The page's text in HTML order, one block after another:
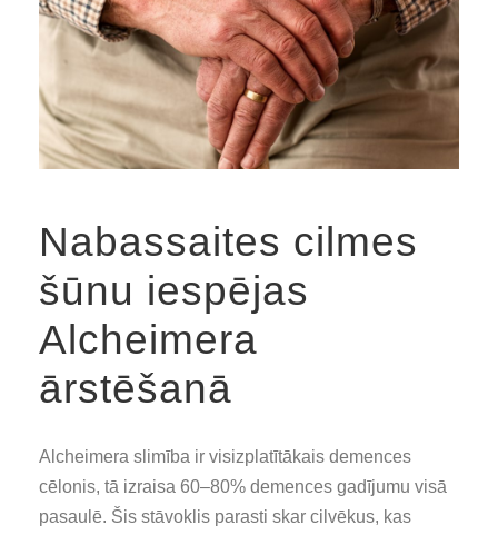
Nabassaites cilmes
šūnu iespējas
Alcheimera
ārstēšanā
Alcheimera slimība ir visizplatītākais demences
cēlonis, tā izraisa 60–80% demences gadījumu visā
pasaulē. Šis stāvoklis parasti skar cilvēkus, kas